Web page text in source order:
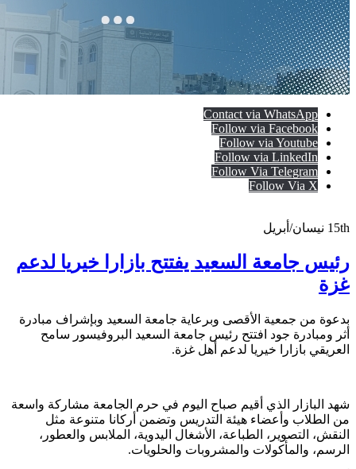
Contact via WhatsApp
Follow via Facebook
Follow via Youtube
Follow via LinkedIn
Follow Via Telegram
Follow Via X
15th نيسان/أبريل
رئيس جامعة السعيد يفتتح بازارا خيريا لدعم
غزة
بدعوة من جمعية الأقصى وبرعاية جامعة السعيد وبإشراف مبادرة
أثر ومبادرة جود افتتح رئيس جامعة السعيد البروفيسور سامح
العريقي بازارا خيريا لدعم أهل غزة.
شهد البازار الذي أقيم صباح اليوم في حرم الجامعة مشاركة واسعة
من الطلاب وأعضاء هيئة التدريس وتضمن أركانا متنوعة مثل
النقش، التصوير، الطباعة، الأشغال اليدوية، الملابس والعطور،
الرسم، والمأكولات والمشروبات والحلويات.